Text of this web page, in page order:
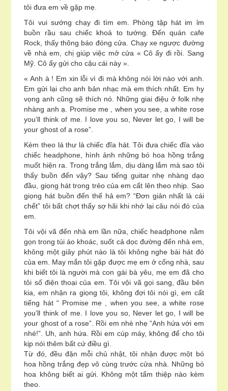
tôi đưa em về gặp mẹ.
Tôi vui sướng chạy đi tìm em. Phòng tập hát im ỉm
buồn rầu sau chiếc khoá to tướng. Đến quán cafe
Rock, thấy thông báo đóng cửa. Chạy xe ngược đường
về nhà em, chị giúp việc mở cửa « Cô ấy đi rồi. Sang
Mỹ. Cô ấy gửi cho cậu cái này ».
« Anh à ! Em xin lỗi vì đi mà không nói lời nào với anh.
Em gửi lại cho anh bản nhạc mà em thích nhất. Em hy
vọng anh cũng sẽ thích nó. Những giai điệu ở folk nhẹ
nhàng anh ạ. Promise me , when you see, a white rose
you’ll think of me. I love you so, Never let go, I will be
your ghost of a rose”.
Kèm theo lá thư là chiếc đĩa hát. Tôi đưa chiếc đĩa vào
chiếc headphone, hình ảnh những bó hoa hồng trắng
muốt hiện ra. Trong trắng lắm, dịu dàng lắm mà sao tôi
thấy buồn đến vậy? Sau tiếng guitar nhẹ nhàng dạo
đầu, giọng hát trong trẻo của em cất lên theo nhịp. Sao
giọng hát buồn đến thế hả em? “Đơn giản nhất là cái
chết” tôi bất chợt thấy sợ hãi khi nhớ lại câu nói đó của
em.
Tôi vội vã đến nhà em lần nữa, chiếc headphone nằm
gọn trong túi áo khoác, suốt cả dọc đường đến nhà em,
không một giây phút nào là tôi không nghe bài hát đó
của em. May mắn tôi gặp được mẹ em ở cổng nhà, sau
khi biết tôi là người mà con gái bà yêu, mẹ em đã cho
tôi số điện thoại của em. Tôi vội vã gọi sang, đầu bên
kia, em nhận ra giọng tôi, không đợi tôi nói gì, em cất
tiếng hát “ Promise me , when you see, a white rose
you’ll think of me. I love you so, Never let go, I will be
your ghost of a rose”. Rồi em nhè nhẹ “Anh hứa với em
nhé!”. Uh, anh hứa. Rồi em cúp máy, không để cho tôi
kịp nói thêm bất cứ điều gì.
Từ đó, đều đặn mỗi chủ nhật, tôi nhận được một bó
hoa hồng trắng đẹp vô cùng trước cửa nhà. Những bó
hoa không biết ai gửi. Không một tấm thiệp nào kèm
theo.